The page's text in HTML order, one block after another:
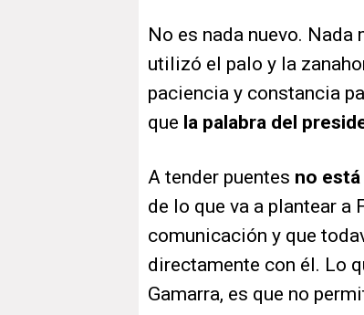
No es nada nuevo. Nada
utilizó el palo y la
paciencia y constancia
que la palabra del
A tender puentes no
de lo que va a plantear a
comunicación y que
directamente con él. Lo
Gamarra, es que no